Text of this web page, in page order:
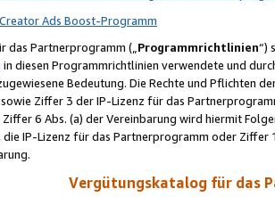
Ads Boost-Programm
das Partnerprogramm („Programmrichtlinien“)
in diesen Programmrichtlinien verwendete und
Bedeutung. Die Rechte und Pflichten
Ziffer 3 der IP-Lizenz für das
Ziffer 6 Abs. (a) der Vereinbarung wird hiermit
IP-Lizenz für das Partnerprogramm oder
Vergütungskatalog für das